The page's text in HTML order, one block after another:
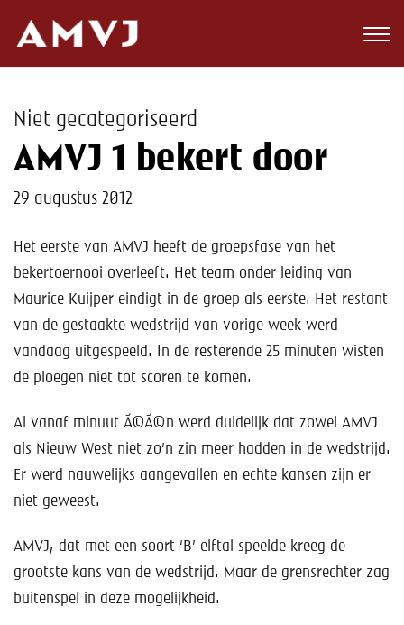
Wedstrijden
Jeugd
Toekomst
Kalender
Help mee!
Shop
Lid worden
Contact
Niet gecategoriseerd
AMVJ 1 bekert door
29 augustus 2012
Het eerste van AMVJ heeft de groepsfase van het
bekertoernooi overleeft. Het team onder leiding van
Maurice Kuijper eindigt in de groep als eerste. Het restant
van de gestaakte wedstrijd van vorige week werd
vandaag uitgespeeld. In de resterende 25 minuten wisten
de ploegen niet tot scoren te komen.
Al vanaf minuut Ã©Ã©n werd duidelijk dat zowel AMVJ
als Nieuw West niet zo’n zin meer hadden in de wedstrijd.
Er werd nauwelijks aangevallen en echte kansen zijn er
niet geweest.
AMVJ, dat met een soort ‘B’ elftal speelde kreeg de
grootste kans van de wedstrijd. Maar de grensrechter zag
buitenspel in deze mogelijkheid.